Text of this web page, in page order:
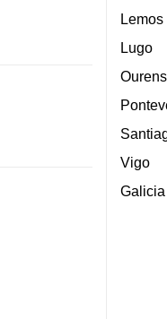
Lemos
Lugo
Vigo